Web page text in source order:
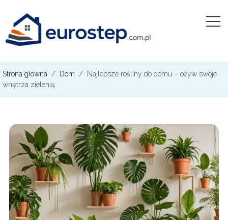
Strona główna / Dom / Najlepsze rośliny do domu – ożyw swoje
wnętrza zielenią